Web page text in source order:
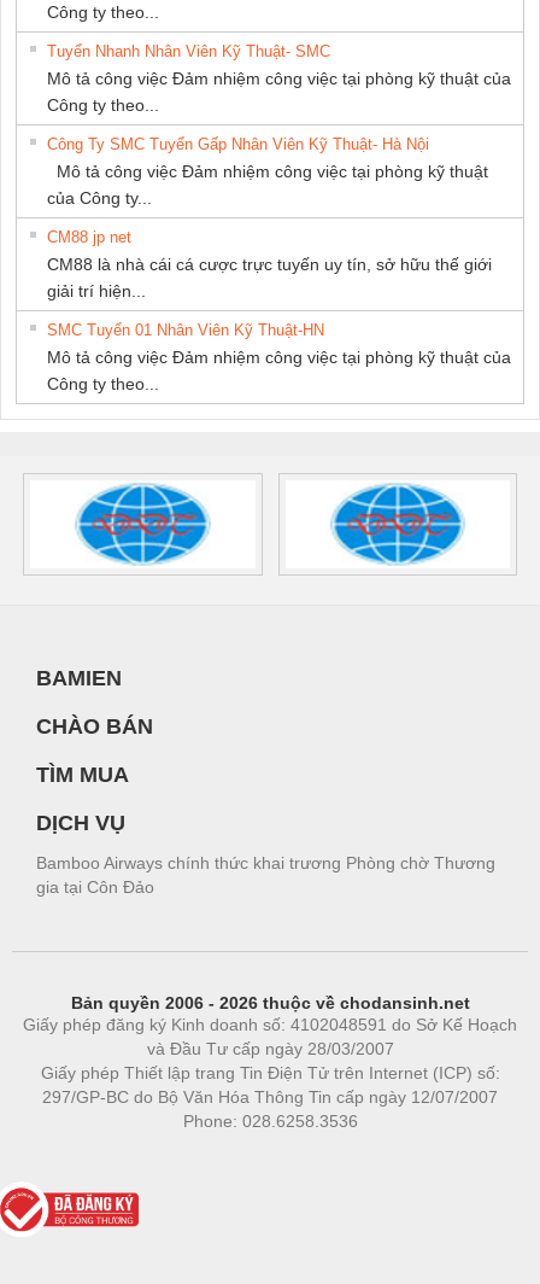
Công ty theo...
Tuyển Nhanh Nhân Viên Kỹ Thuật- SMC
Mô tả công việc Đảm nhiệm công việc tại phòng kỹ thuật của
Công ty theo...
Công Ty SMC Tuyển Gấp Nhân Viên Kỹ Thuật- Hà Nội
Mô tả công việc Đảm nhiệm công việc tại phòng kỹ thuật
của Công ty...
CM88 jp net
CM88 là nhà cái cá cược trực tuyến uy tín, sở hữu thế giới
giải trí hiện...
SMC Tuyển 01 Nhân Viên Kỹ Thuật-HN
Mô tả công việc Đảm nhiệm công việc tại phòng kỹ thuật của
Công ty theo...
BAMIEN
CHÀO BÁN
TÌM MUA
DỊCH VỤ
Bamboo Airways chính thức khai trương Phòng chờ Thương
gia tại Côn Đảo
Bản quyền 2006 - 2026 thuộc về chodansinh.net
Giấy phép đăng ký Kinh doanh số: 4102048591 do Sở Kế Hoạch
và Đầu Tư cấp ngày 28/03/2007
Giấy phép Thiết lập trang Tin Điện Tử trên Internet (ICP) số:
297/GP-BC do Bộ Văn Hóa Thông Tin cấp ngày 12/07/2007
Phone: 028.6258.3536